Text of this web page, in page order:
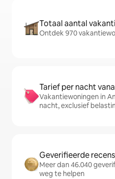
Totaal aantal
Ontdek 970
Tarief per nacht
Vakantiewoningen in
nacht, exclusief
Geverifieerde
Meer dan 46.040
weg te helpen